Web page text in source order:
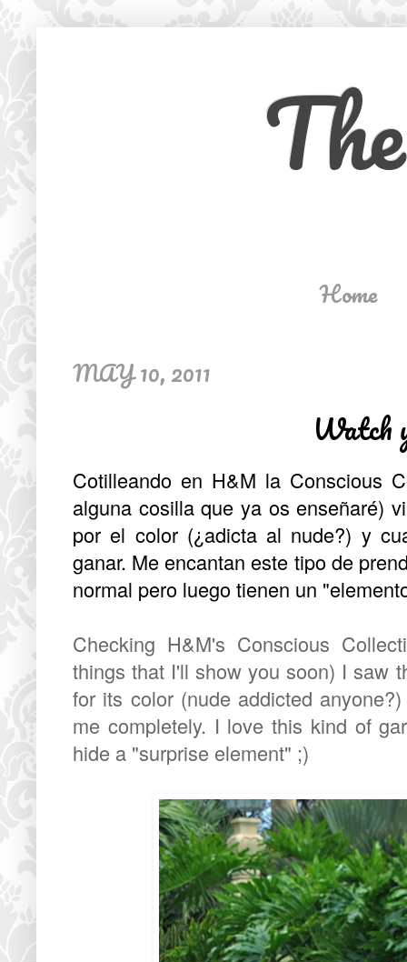
Home
MAY 10, 2011
Watch
Cotilleando en H&M la Conscious
alguna cosilla que ya os enseñaré)
por el color (¿adicta al nude?) y
ganar. Me encantan este tipo de
normal pero luego tienen un
Checking H&M's Conscious
things that I'll show you soon) I saw
for its color (nude addicted
me completely. I love this kind of
hide a "surprise element" ;)